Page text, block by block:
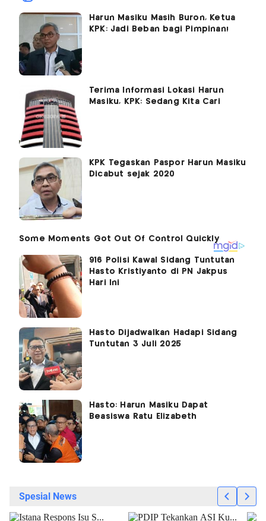
Harun Masiku Masih Buron, Ketua
KPK: Jadi Beban bagi Pimpinan!
Terima Informasi Lokasi Harun
Masiku, KPK: Sedang Kita Cari
KPK Tegaskan Paspor Harun Masiku
Dicabut sejak 2020
916 Polisi Kawal Sidang Tuntutan
Hasto Kristiyanto di PN Jakpus
Hari Ini
Hasto Dijadwalkan Hadapi Sidang
Tuntutan 3 Juli 2025
Hasto: Harun Masiku Dapat
Beasiswa Ratu Elizabeth